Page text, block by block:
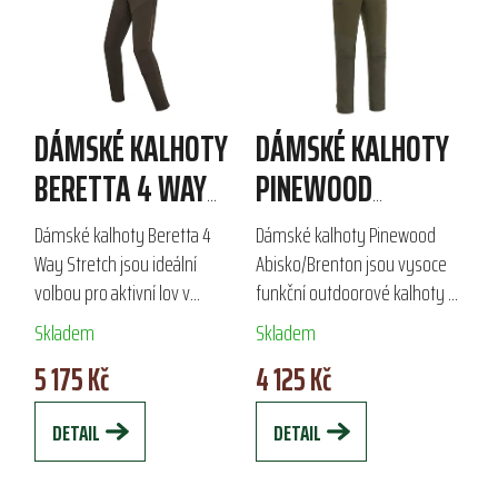
DÁMSKÉ KALHOTY
BERETTA 4 WAY
STRETCH
Dámské kalhoty Beretta 4
Way Stretch jsou ideální
volbou pro aktivní lov v
náročných terénech s hustou
vegetací. Díky vyztuženým
kolenům a ventilačním
otvorům po stranách...
Skladem
5 175 Kč
DETAIL
DÁMSKÉ KALHOTY
PINEWOOD
ABISKO/BRENTON
Dámské kalhoty Pinewood
Abisko/Brenton jsou vysoce
funkční outdoorové kalhoty s
kombinací prodyšnosti a
voděodolnosti, ideální pro
aktivní ženy. Vyrobené z
kvalitního...
Skladem
4 125 Kč
DETAIL